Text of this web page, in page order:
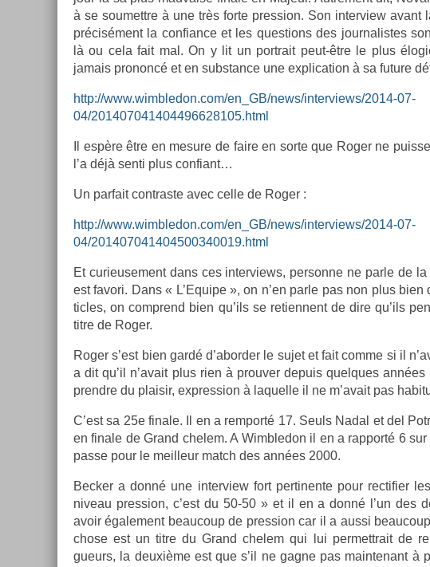
à se soumettre à une très forte pre­ss­ion. Son in­ter­view avant
précisément la con­fian­ce et les ques­tions des jour­nalis­tes
là ou cela fait mal. On y lit un portrait peut-être le plus
jamais pro­noncé et en sub­stan­ce une ex­plica­tion à sa fu­ture
http://www.wimbledon.com/en_GB/news/interviews/2014-07-
04/201407041404496628105.html
Il espère être en mesure de faire en sorte que Roger ne
l’a déjà senti plus con­fiant…
Un par­fait contra­ste avec celle de Roger :
http://www.wimbledon.com/en_GB/news/interviews/2014-07-
04/201407041404500340019.html
Et curieuse­ment dans ces in­ter­views, per­son­ne ne parle de
est favori. Dans « L’Equipe », on n’en parle pas non plus
ticles, on com­prend bien qu’ils se re­tien­nent de dire qu’ils
titre de Roger.
Roger s’est bien gardé d’abord­er le sujet et fait comme si il
a dit qu’il n’avait plus rien à pro­uv­er de­puis quel­ques années
pre­ndre du plaisir, ex­press­ion à laquel­le il ne m’avait pas
C’est sa 25e fin­ale. Il en a re­mporté 17. Seuls Nadal et del
en fin­ale de Grand chelem. A Wimbledon il en a rap­porté 6 sur
passe pour le meil­leur match des années 2000.
Be­ck­er a donné une in­ter­view fort per­tinen­te pour re­ctifi­er
niveau pre­ss­ion, c’est du 50-50 » et il en a donné l’un des
avoir égale­ment be­aucoup de pre­ss­ion car il a aussi
chose est un titre du Grand chelem qui lui per­mettrait de
gueurs, la deuxième est que s’il ne gagne pas main­tenant à